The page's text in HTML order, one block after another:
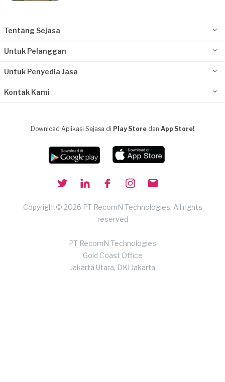
Tentang Sejasa
Untuk Pelanggan
Untuk Penyedia Jasa
Kontak Kami
Download Aplikasi Sejasa di Play Store dan App Store!
Copyright© 2026 PT RecomN Technologies, All rights
reserved
PT RecomN Technologies
Gold Coast Office
Jakarta Utara, DKI Jakarta